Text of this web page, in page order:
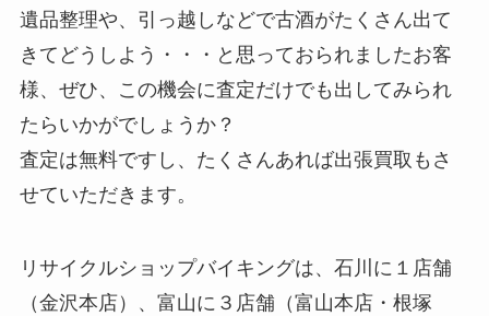
遺品整理や、引っ越しなどで古酒がたくさん出て
きてどうしよう・・・と思っておられましたお客
様、ぜひ、この機会に査定だけでも出してみられ
たらいかがでしょうか？
査定は無料ですし、たくさんあれば出張買取もさ
せていただきます。
リサイクルショップバイキングは、石川に１店舗
（金沢本店）、富山に３店舗（富山本店・根塚